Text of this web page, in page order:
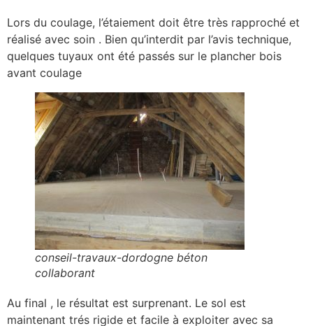
Lors du coulage, l’étaiement doit être très rapproché et
réalisé avec soin . Bien qu’interdit par l’avis technique,
quelques tuyaux ont été passés sur le plancher bois
avant coulage
conseil-travaux-dordogne béton
collaborant
Au final , le résultat est surprenant. Le sol est
maintenant trés rigide et facile à exploiter avec sa